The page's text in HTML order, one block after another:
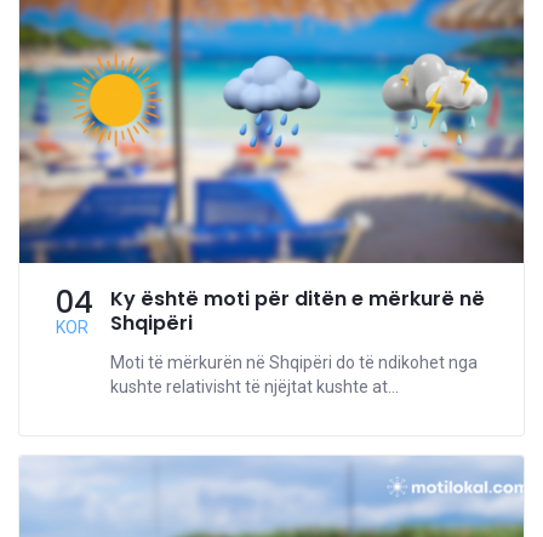
04
KOR
Ky është moti për ditën e mërkurë në
Shqipëri
Moti të mërkurën në Shqipëri do të ndikohet nga
kushte relativisht të njëjtat kushte at...